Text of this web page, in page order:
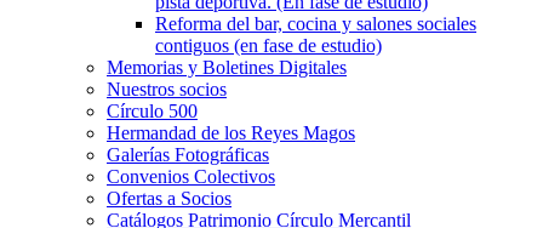
Reforma del bar, cocina y salones sociales
contiguos (en fase de estudio)
Memorias y Boletines Digitales
Nuestros socios
Círculo 500
Hermandad de los Reyes Magos
Galerías Fotográficas
Convenios Colectivos
Ofertas a Socios
Catálogos Patrimonio Círculo Mercantil